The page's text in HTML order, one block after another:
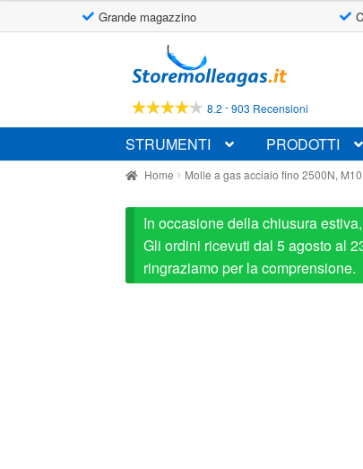
Grande magazzino
alla
navigazione
al
contenuto
8.2 -903 Recensioni
STRUMENTI PRODOTTI
Home Molle a gas acciaio fino 2500N,
In occasione della chiusura
Gli ordini ricevuti dal 5 agosto al
ringraziamo per la comprensione.